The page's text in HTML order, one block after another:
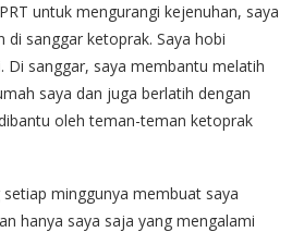
untuk mengurangi kejenuhan, saya
di sanggar ketoprak. Saya hobi
Di sanggar, saya membantu melatih
saya dan juga berlatih dengan
oleh teman-teman ketoprak
minggunya membuat saya
hanya saya saja yang mengalami